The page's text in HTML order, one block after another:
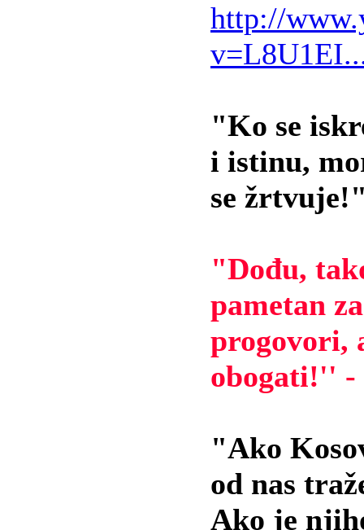
http://
"Ko se
i istinu,
se
"Dođu,
pametan
progovori,
obogati!''
"Ako
od nas
Ako je